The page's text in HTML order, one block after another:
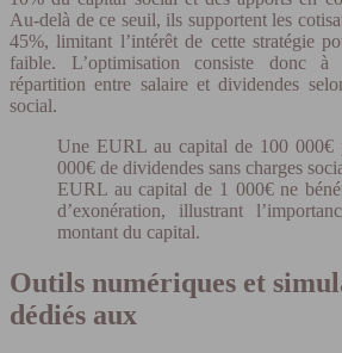
Au-delà de ce seuil, ils supportent les
45%, limitant l’intérêt de cette stratégie
faible. L’optimisation consiste donc à
répartition entre salaire et dividendes
social.
Une EURL au capital de 100 000€ peut distribuer 10
000€ de dividendes sans charges
EURL au capital de 1 000€ ne
d’exonération, illustrant
montant du capital.
Outils numériques et
dédiés aux